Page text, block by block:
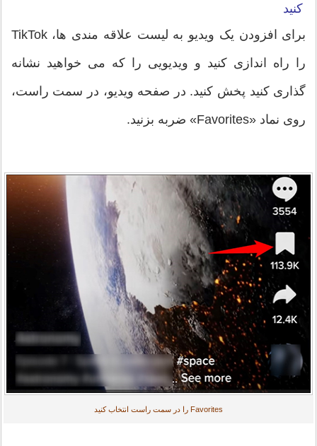
کنید
برای افزودن یک ویدیو به لیست علاقه مندی ها، TikTok
را راه اندازی کنید و ویدیویی را که می خواهید نشانه
گذاری کنید پخش کنید. در صفحه ویدیو، در سمت راست،
روی نماد «Favorites» ضربه بزنید.
Favorites را در سمت راست انتخاب کنید